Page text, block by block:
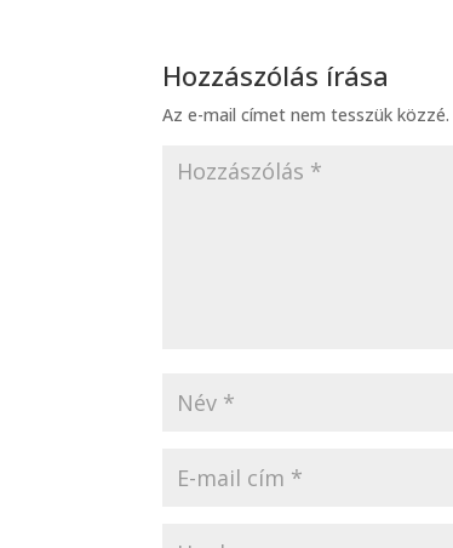
Hozzászólás írása
Az e-mail címet nem tesszük közzé.